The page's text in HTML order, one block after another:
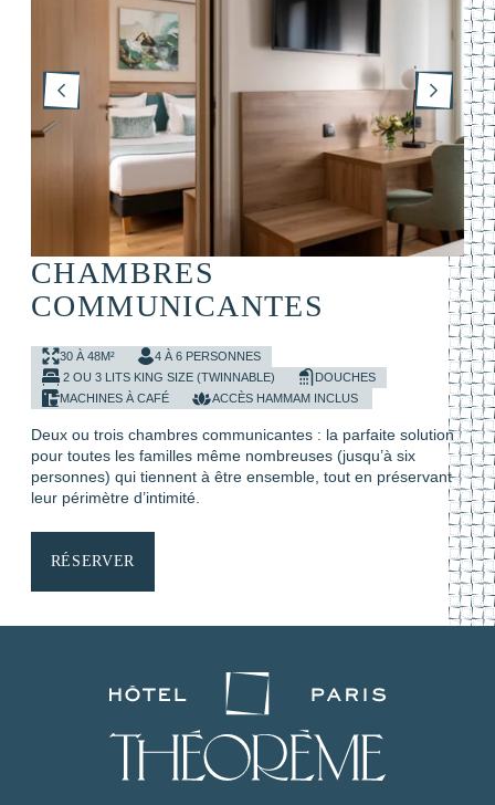
CHAMBRES
COMMUNICANTES
30 À 48M²
4 À 6 PERSONNES
2 OU 3 LITS KING SIZE (TWINNABLE)
DOUCHES
MACHINES À CAFÉ
ACCÈS HAMMAM INCLUS
Deux ou trois chambres communicantes : la parfaite solution
pour toutes les familles même nombreuses (jusqu’à six
personnes) qui tiennent à être ensemble, tout en préservant
leur périmètre d’intimité.
RÉSERVER